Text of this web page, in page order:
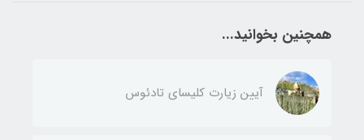
همچنین بخوانید...
آیین زیارت کلیسای تادئوس